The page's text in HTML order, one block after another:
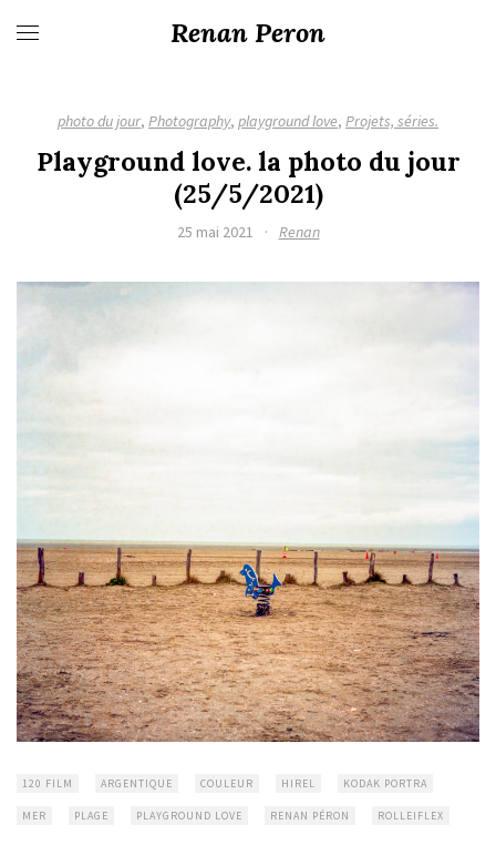
Renan Peron
photo du jour, Photography, playground love, Projets, séries.
Playground love. la photo du jour
(25/5/2021)
25 mai 2021 · Renan
120 FILM ARGENTIQUE COULEUR HIREL KODAK PORTRA
MER PLAGE PLAYGROUND LOVE RENAN PÉRON ROLLEIFLEX